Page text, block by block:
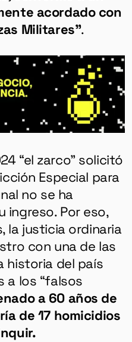
acordado con
Militares”.
“el zarco” solicitó
Especial para
no se ha
ingreso. Por eso,
la justicia ordinaria
con una de las
historia del país
a los “falsos
a 60 años de
de 17 homicidios